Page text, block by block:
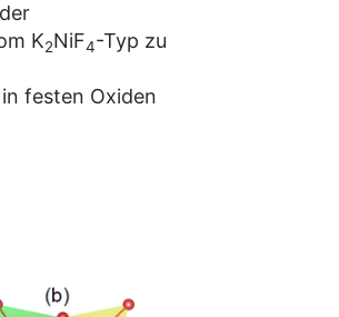
K2NiF4-Typ zu
festen Oxiden